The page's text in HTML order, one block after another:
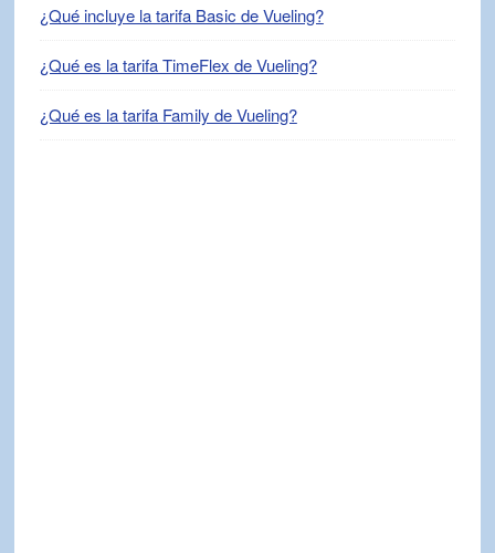
¿Qué incluye la tarifa Basic de Vueling?
¿Qué es la tarifa TimeFlex de Vueling?
¿Qué es la tarifa Family de Vueling?